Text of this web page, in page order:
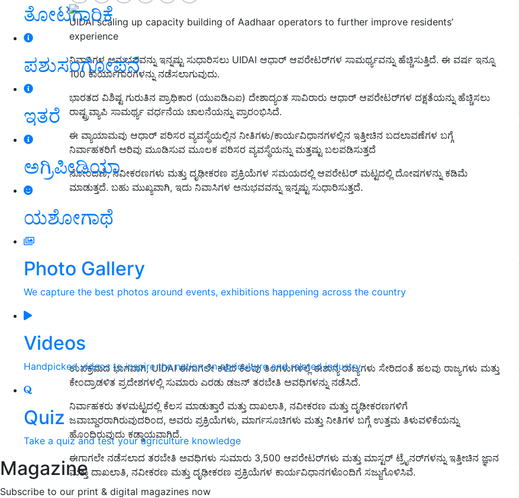
ತೋಟಗಾರಿಕೆ
ಪಶುಸಂಗೋಪನೆ
ಇತರೆ
ಅಗ್ರಿಪೀಡಿಯಾ
ಯಶೋಗಾಥೆ
Photo Gallery
We capture the best photos around events, exhibitions happening across the country
Videos
Handpicked videos to inspire the nation on agriculture and related industry
Quiz
Take a quiz and test your agriculture knowledge
Magazine
Subscribe to our print & digital magazines now
UIDAI scaling up capacity building of Aadhaar operators to further improve residents’
experience
ನಿವಾಸಿಗಳ ಅನುಭವವನ್ನು ಇನ್ನಷ್ಟು ಸುಧಾರಿಸಲು UIDAI ಆಧಾರ್ ಆಪರೇಟರ್‌ಗಳ ಸಾಮರ್ಥ್ಯವನ್ನು ಹೆಚ್ಚಿಸುತ್ತಿದೆ. ಈ ವರ್ಷ ಇನ್ನೂ
100 ಕಾರ್ಯಾಗಾರಗಳನ್ನು ನಡೆಸಲಾಗುವುದು.
ಭಾರತದ ವಿಶಿಷ್ಟ ಗುರುತಿನ ಪ್ರಾಧಿಕಾರ (ಯುಐಡಿಎಐ) ದೇಶಾದ್ಯಂತ ಸಾವಿರಾರು ಆಧಾರ್ ಆಪರೇಟರ್‌ಗಳ ದಕ್ಷತೆಯನ್ನು ಹೆಚ್ಚಿಸಲು
ರಾಷ್ಟ್ರವ್ಯಾಪಿ ಸಾಮರ್ಥ್ಯ ವರ್ಧನೆಯ ಚಾಲನೆಯನ್ನು ಪ್ರಾರಂಭಿಸಿದೆ.
ಈ ವ್ಯಾಯಾಮವು ಆಧಾರ್ ಪರಿಸರ ವ್ಯವಸ್ಥೆಯಲ್ಲಿನ ನೀತಿಗಳು/ಕಾರ್ಯವಿಧಾನಗಳಲ್ಲಿನ ಇತ್ತೀಚಿನ ಬದಲಾವಣೆಗಳ ಬಗ್ಗೆ
ನಿರ್ವಾಹಕರಿಗೆ ಅರಿವು ಮೂಡಿಸುವ ಮೂಲಕ ಪರಿಸರ ವ್ಯವಸ್ಥೆಯನ್ನು ಮತ್ತಷ್ಟು ಬಲಪಡಿಸುತ್ತದೆ
ನೋಂದಣಿ, ನವೀಕರಣಗಳು ಮತ್ತು ದೃಢೀಕರಣ ಪ್ರಕ್ರಿಯೆಗಳ ಸಮಯದಲ್ಲಿ ಆಪರೇಟರ್ ಮಟ್ಟದಲ್ಲಿ ದೋಷಗಳನ್ನು ಕಡಿಮೆ
ಮಾಡುತ್ತದೆ. ಬಹು ಮುಖ್ಯವಾಗಿ, ಇದು ನಿವಾಸಿಗಳ ಅನುಭವವನ್ನು ಇನ್ನಷ್ಟು ಸುಧಾರಿಸುತ್ತದೆ.
ಉಪಕ್ರಮದ ಭಾಗವಾಗಿ, UIDAI ಈಗಾಗಲೇ ಕಳೆದ ಕೆಲವು ತಿಂಗಳುಗಳಲ್ಲಿ ಈಶಾನ್ಯ ರಾಜ್ಯಗಳು ಸೇರಿದಂತೆ ಹಲವು ರಾಜ್ಯಗಳು ಮತ್ತು
ಕೇಂದ್ರಾಡಳಿತ ಪ್ರದೇಶಗಳಲ್ಲಿ ಸುಮಾರು ಎರಡು ಡಜನ್ ತರಬೇತಿ ಅವಧಿಗಳನ್ನು ನಡೆಸಿದೆ.
ನಿರ್ವಾಹಕರು ತಳಮಟ್ಟದಲ್ಲಿ ಕೆಲಸ ಮಾಡುತ್ತಾರೆ ಮತ್ತು ದಾಖಲಾತಿ, ನವೀಕರಣ ಮತ್ತು ದೃಢೀಕರಣಗಳಿಗೆ
ಜವಾಬ್ದಾರರಾಗಿರುವುದರಿಂದ, ಅವರು ಪ್ರಕ್ರಿಯೆಗಳು, ಮಾರ್ಗಸೂಚಿಗಳು ಮತ್ತು ನೀತಿಗಳ ಬಗ್ಗೆ ಉತ್ತಮ ತಿಳುವಳಿಕೆಯನ್ನು
ಹೊಂದಿರುವುದು ಕಡ್ಡಾಯವಾಗಿದೆ.
ಈಗಾಗಲೇ ನಡೆಸಲಾದ ತರಬೇತಿ ಅವಧಿಗಳು ಸುಮಾರು 3,500 ಆಪರೇಟರ್‌ಗಳು ಮತ್ತು ಮಾಸ್ಟರ್ ಟ್ರೈನರ್‌ಗಳನ್ನು ಇತ್ತೀಚಿನ ಜ್ಞಾನ
ಮತ್ತು ದಾಖಲಾತಿ, ನವೀಕರಣ ಮತ್ತು ದೃಢೀಕರಣ ಪ್ರಕ್ರಿಯೆಗಳ ಕಾರ್ಯವಿಧಾನಗಳೊಂದಿಗೆ ಸಜ್ಜುಗೊಳಿಸಿವೆ.